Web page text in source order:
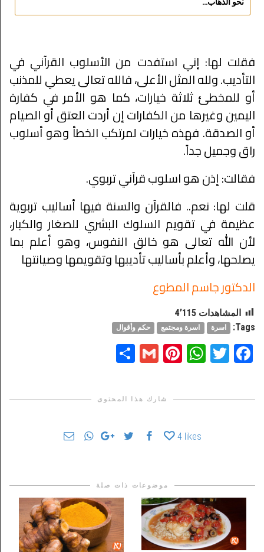
فقلت لها: إني استفدت من الأسلوب القرآني في
التأديب. ولله المثل الأعلى، فالله تعالى يعطي للمذنب
أو للمخطئ ثلاثة خيارات، كما هو الأمر في كفارة
اليمين وغيرها من الكفارات إن أردت العتق أو الصيام
أو الصدقة. فهذه خيارات لمرتكب الخطأ وهو أسلوب
راق وجميل جداً.
فقالت: إذن هو اسلوب قرآني تربوي.
قلت لها: نعم.. فالقرآن والسنة فيها أساليب تربوية
عظيمة في تقويم السلوك البشري للصغار والكبار،
لأن الله تعالى هو خالق النفوس، وهو أعلم بما
يصلحها، وأعلم بأساليب تأديبها وتقويمها وصيانتها
الدكتور جاسم المطوع
المشاهدات 4٬115
Tags:
اسرة اسرة ومجتمع حكم وأقوال
Facebook
Twitter
WhatsApp
Pinterest
Gmail
شارك هذا المحتوى
4 likes
موضوعات ذات صلة